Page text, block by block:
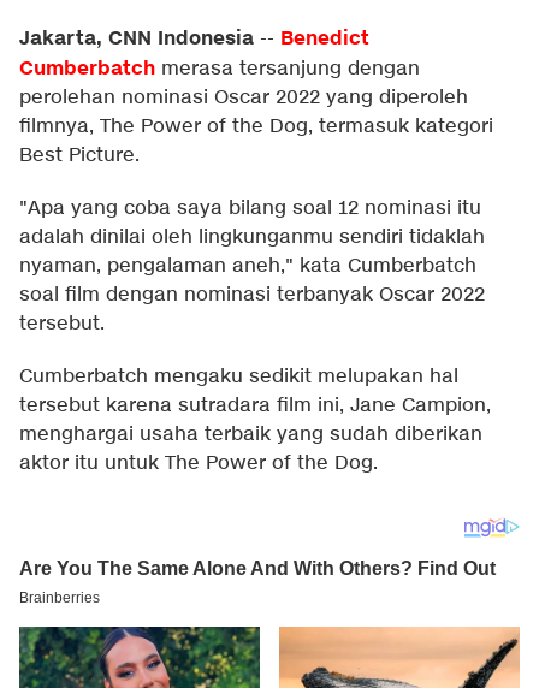
Jakarta, CNN Indonesia -- Benedict
Cumberbatch merasa tersanjung dengan
perolehan nominasi Oscar 2022 yang diperoleh
filmnya, The Power of the Dog, termasuk kategori
Best Picture.
"Apa yang coba saya bilang soal 12 nominasi itu
adalah dinilai oleh lingkunganmu sendiri tidaklah
nyaman, pengalaman aneh," kata Cumberbatch
soal film dengan nominasi terbanyak Oscar 2022
tersebut.
Cumberbatch mengaku sedikit melupakan hal
tersebut karena sutradara film ini, Jane Campion,
menghargai usaha terbaik yang sudah diberikan
aktor itu untuk The Power of the Dog.